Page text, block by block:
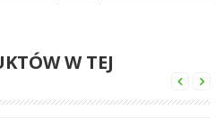
W TEJ